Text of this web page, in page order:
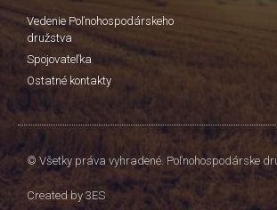
Vedenie Poľnohospodárskeho
družstva
Spojovateľka
Ostatné kontakty
© Všetky práva vyhradené. Poľnohospodárske
Created by 3ES